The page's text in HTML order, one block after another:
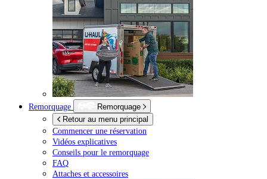
Remorquage
Remorquage
Retour au menu principal
Commencer une réservation
Vidéos explicatives
Conseils pour le remorquage
FAQ
Attaches et accessoires